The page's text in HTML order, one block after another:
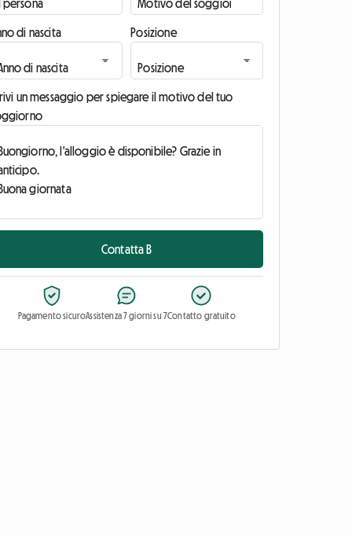
di nascita Posizione
un messaggio per spiegare il motivo del tuo
Contatta B
Pagamento sicuroAssistenza 7 giorni su 7Contatto gratuito